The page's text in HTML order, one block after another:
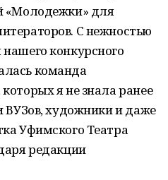
«Молодежки» для
С нежностью
конкурсного
команда
я не знала ранее
ВУЗов, художники и даже
Уфимского Театра
редакции